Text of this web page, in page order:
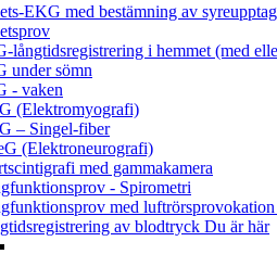
EKG med bestämning av syreupptag
långtidsregistrering i hemmet (med
under sömn
- vaken
(Elektromyografi)
– Singel-fiber
(Elektroneurografi)
med gammakamera
- Spirometri
med
av blodtryck Du är här